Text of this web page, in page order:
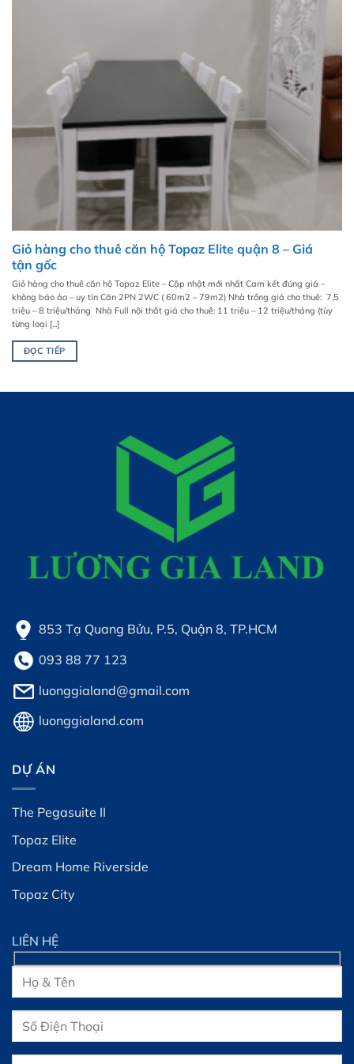
Giỏ hàng cho thuê căn hộ Topaz Elite quận 8 – Giá
tận gốc
Giỏ hàng cho thuê căn hộ Topaz Elite – Cập nhật mới nhất Cam kết đúng giá –
không báo ảo – uy tín Căn 2PN 2WC ( 60m2 – 79m2) Nhà trống giá cho thuê: 7,5
triệu – 8 triệu/tháng Nhà Full nội thất giá cho thuê: 11 triệu – 12 triệu/tháng (tùy
từng loại [...]
ĐỌC TIẾP
853 Tạ Quang Bửu, P.5, Quận 8, TP.HCM
093 88 77 123
luonggialand@gmail.com
luonggialand.com
DỰ ÁN
The Pegasuite II
Topaz Elite
Dream Home Riverside
Topaz City
LIÊN HỆ